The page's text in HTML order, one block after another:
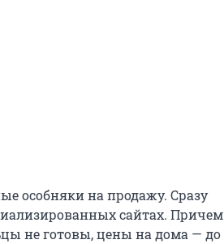
особняки на продажу. Сразу
сайтах. Причем
не готовы, цены на дома — до